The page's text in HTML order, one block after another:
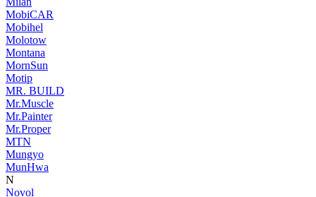
MobiCAR
Mobihel
Molotow
Montana
MornSun
Motip
MR. BUILD
Mr.Muscle
Mr.Painter
Mr.Proper
MTN
Mungyo
MunHwa
N
Novol